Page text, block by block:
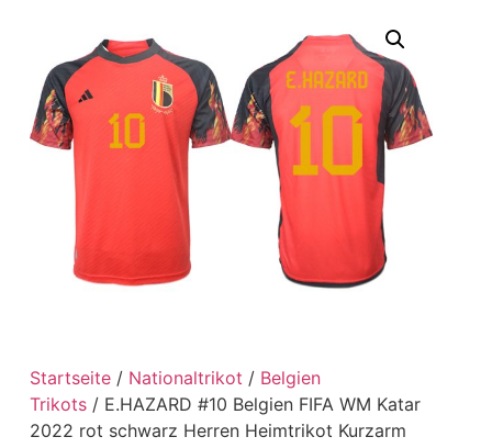
Startseite/ Nationaltrikot / Belgien
Trikots/ E.HAZARD #10 Belgien FIFA WM Katar
2022 rot schwarz Herren Heimtrikot Kurzarm